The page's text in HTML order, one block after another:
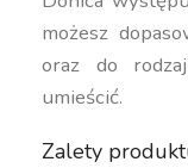
możesz
oraz do
umieścić.
Zalety